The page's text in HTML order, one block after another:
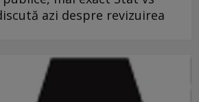
azi despre revizuirea